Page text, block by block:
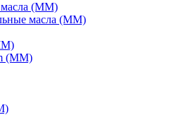
масла (ММ)
масла (ММ)
(ММ)